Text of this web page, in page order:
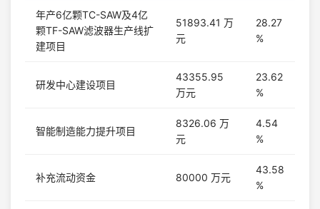
年产6亿颗TC-SAW及4亿
颗TF-SAW滤波器生产线扩
建项目
51893.41 万
元
28.27
%
研发中心建设项目
43355.95
万元
23.62
%
智能制造能力提升项目
8326.06 万
元
4.54
%
补充流动资金 80000 万元
43.58
%